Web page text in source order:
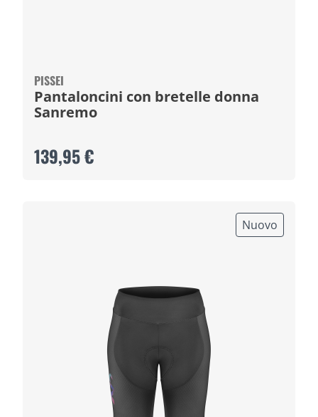
PISSEI
Pantaloncini con bretelle donna
Sanremo
139,95 €
Nuovo